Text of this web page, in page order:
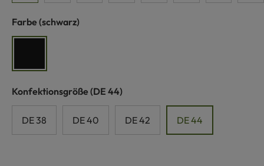
Farbe auswählen
(schwarz)
Konfektionsgröße auswählen
(DE 44)
DE 38 DE 40 DE 42 DE 44